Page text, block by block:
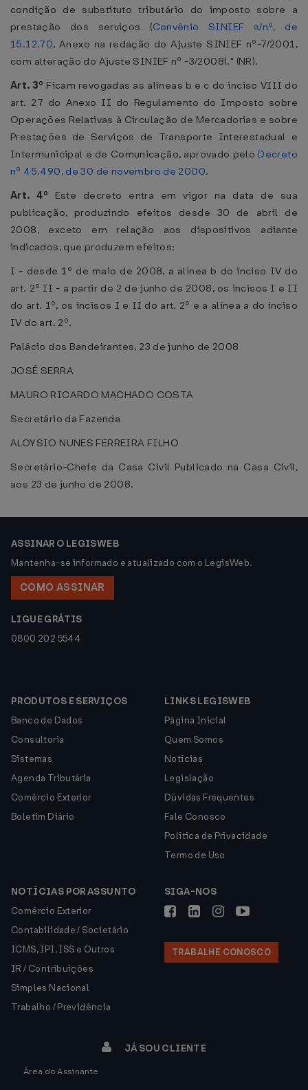
condição de substituto tributário do imposto sobre a
prestação dos serviços (Convênio SINIEF s/nº, de
15.12.70, Anexo na redação do Ajuste SINIEF nº-7/2001,
com alteração do Ajuste SINIEF nº -3/2008)." (NR).
Art. 3º Ficam revogadas as alíneas b e c do inciso VIII do
art. 27 do Anexo II do Regulamento do Imposto sobre
Operações Relativas à Circulação de Mercadorias e sobre
Prestações de Serviços de Transporte Interestadual e
Intermunicipal e de Comunicação, aprovado pelo Decreto
nº 45.490, de 30 de novembro de 2000.
Art. 4º Este decreto entra em vigor na data de sua
publicação, produzindo efeitos desde 30 de abril de
2008, exceto em relação aos dispositivos adiante
indicados, que produzem efeitos:
I - desde 1º de maio de 2008, a alínea b do inciso IV do
art. 2º II - a partir de 2 de junho de 2008, os incisos I e II
do art. 1º, os incisos I e II do art. 2º e a alínea a do inciso
IV do art. 2º.
Palácio dos Bandeirantes, 23 de junho de 2008
JOSÉ SERRA
MAURO RICARDO MACHADO COSTA
Secretário da Fazenda
ALOYSIO NUNES FERREIRA FILHO
Secretário-Chefe da Casa Civil Publicado na Casa Civil,
aos 23 de junho de 2008.
ASSINAR O LEGISWEB
Mantenha-se informado e atualizado com o LegisWeb.
COMO ASSINAR
LIGUE GRÁTIS
0800 202 5544
PRODUTOS E SERVIÇOS
Banco de Dados
Consultoria
Sistemas
Agenda Tributária
Comércio Exterior
Boletim Diário
LINKS LEGISWEB
Página Inicial
Quem Somos
Notícias
Legislação
Dúvidas Frequentes
Fale Conosco
Política de Privacidade
Termo de Uso
NOTÍCIAS POR ASSUNTO
Comércio Exterior
Contabilidade / Societário
ICMS, IPI, ISS e Outros
IR / Contribuições
Simples Nacional
Trabalho / Previdência
SIGA-NOS
TRABALHE CONOSCO
JÁ SOU CLIENTE
Área do Assinante